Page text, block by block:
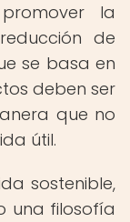
la
de
se basa en
deben ser
que no
útil.
sostenible,
una filosofía